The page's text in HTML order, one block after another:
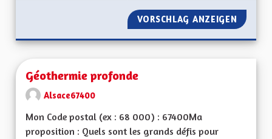
VORSCHLAG ANZEIGEN
Géothermie profonde
Alsace67400
Mon Code postal (ex : 68 000) : 67400Ma
proposition : Quels sont les grands défis pour